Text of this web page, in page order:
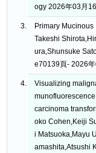
ogy 2026年03月
Primary Mucinous
Takeshi
ura,Shunsuke
e70139頁- 2026年
Visualizing
carcinoma
oko Cohen,Keiji
i Matsuoka,Mayu
amashita,Atsushi